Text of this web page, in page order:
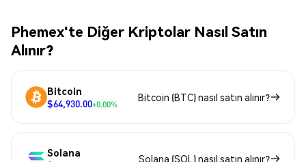
Phemex'te Diğer Kriptolar Nasıl Satın
Alınır?
Bitcoin
$64,930.00+0.00%
Bitcoin (BTC) nasıl satın alınır?
Solana
Solana (SOL) nasıl satın alınır?